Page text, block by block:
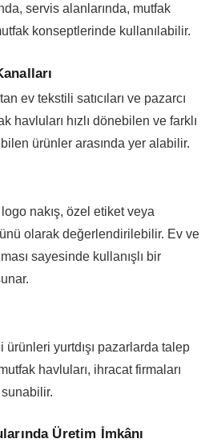
servis alanlarında, mutfak
konseptlerinde kullanılabilir.
ev tekstili satıcıları ve pazarcı
havluları hızlı dönebilen ve farklı
ürünler arasında yer alabilir.
nakış, özel etiket veya
olarak değerlendirilebilir. Ev ve
sayesinde kullanışlı bir
yurtdışı pazarlarda talep
havluları, ihracat firmaları
Üretim İmkânı